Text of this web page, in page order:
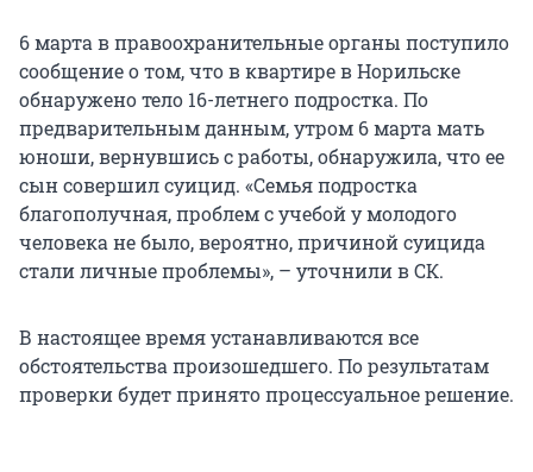
6 марта в правоохранительные органы поступило
сообщение о том, что в квартире в Норильске
обнаружено тело 16-летнего подростка. По
предварительным данным, утром 6 марта мать
юноши, вернувшись с работы, обнаружила, что ее
сын совершил суицид. «Семья подростка
благополучная, проблем с учебой у молодого
человека не было, вероятно, причиной суицида
стали личные проблемы», – уточнили в СК.
В настоящее время устанавливаются все
обстоятельства произошедшего. По результатам
проверки будет принято процессуальное решение.